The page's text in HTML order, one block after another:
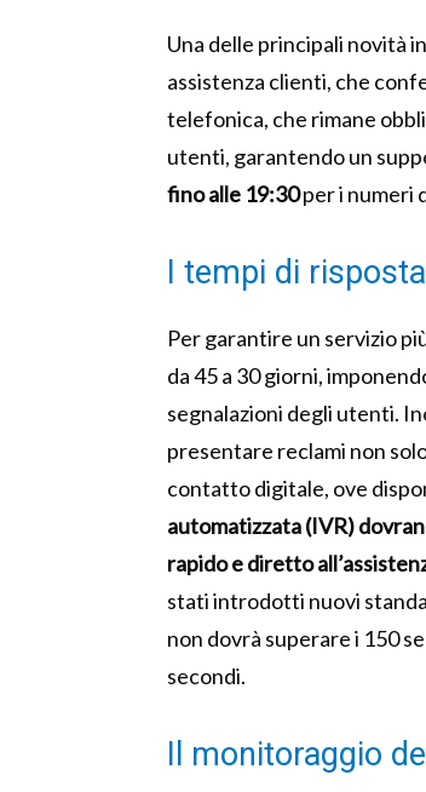
Una delle principali novità
assistenza clienti, che
telefonica, che rimane
utenti, garantendo un
fino alle 19:30per i numeri
I tempi di risposta
Per garantire un servizio
da 45 a 30 giorni,
segnalazioni degli utenti.
presentare reclami non
contatto digitale, ove
automatizzata (IVR)
rapido e diretto
stati introdotti nuovi
non dovrà superare i 150
secondi.
Il monitoraggio